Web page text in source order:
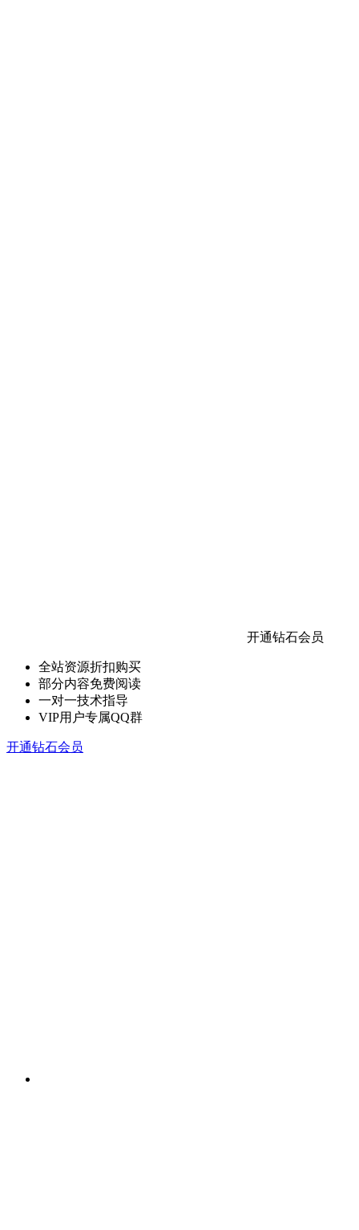
开通钻石会员
全站资源折扣购买
部分内容免费阅读
一对一技术指导
VIP用户专属QQ群
开通钻石会员